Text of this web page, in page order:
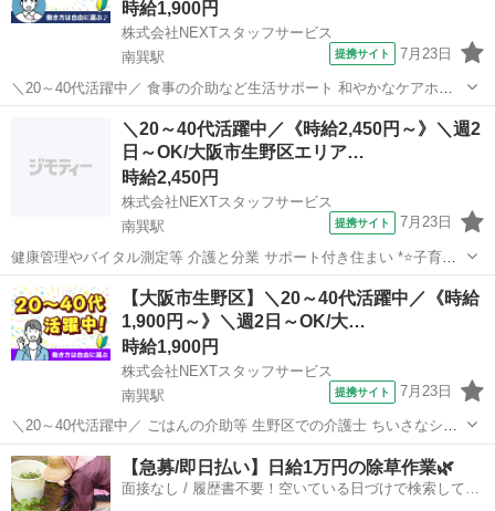
時給1,900円
株式会社NEXTスタッフサービス
南巽駅
提携サイト 7月23日
＼20～40代活躍中／ 食事の介助など生活サポート 和やかなケアホー
ム ╭━━━━━━━━━━━━━╮ *週2日～選べる時間!希望シフト
介護
＼20～40代活躍中／《時給2,450円～》＼週2
日～OK/大阪市生野区エリア…
時給2,450円
株式会社NEXTスタッフサービス
南巽駅
提携サイト 7月23日
健康管理やバイタル測定等 介護と分業 サポート付き住まい *⭐子育て
ママさん・パパさんに嬉しいシフトの融通が利く職場* *⭐現在も多数
のママさん・パパさんが在籍されている為、お子様の急なお熱などに
も理解のある環境です!* ...
大阪 南巽駅 その他
【大阪市生野区】＼20～40代活躍中／《時給
1,900円～》＼週2日～OK/大…
時給1,900円
株式会社NEXTスタッフサービス
南巽駅
提携サイト 7月23日
＼20～40代活躍中／ ごはんの介助等 生野区での介護士 ちいさなシニ
アハウス *✨融通が利くので働きやすい!主婦・主夫さん多数活躍中✨*
✅お仕事にブランクのある方も積極採用中 ✅平日のみOK/日勤のみ/夜
勤/曜日固定...
大阪 大阪市 南巽駅 介護
【急募/即日払い】日給1万円の除草作業🌿
面接なし / 履歴書不要！空いている日づけで検索して即